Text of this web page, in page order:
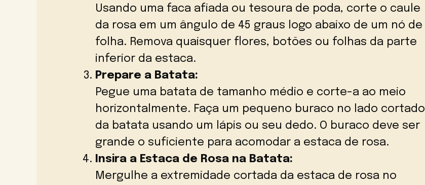
Usando uma faca afiada ou tesoura de poda, corte o caule
da rosa em um ângulo de 45 graus logo abaixo de um nó de
folha. Remova quaisquer flores, botões ou folhas da parte
inferior da estaca.
Prepare a Batata:
Pegue uma batata de tamanho médio e corte-a ao meio
horizontalmente. Faça um pequeno buraco no lado cortado
da batata usando um lápis ou seu dedo. O buraco deve ser
grande o suficiente para acomodar a estaca de rosa.
Insira a Estaca de Rosa na Batata:
Mergulhe a extremidade cortada da estaca de rosa no